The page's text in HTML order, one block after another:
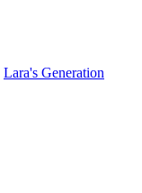
Lara's Generation